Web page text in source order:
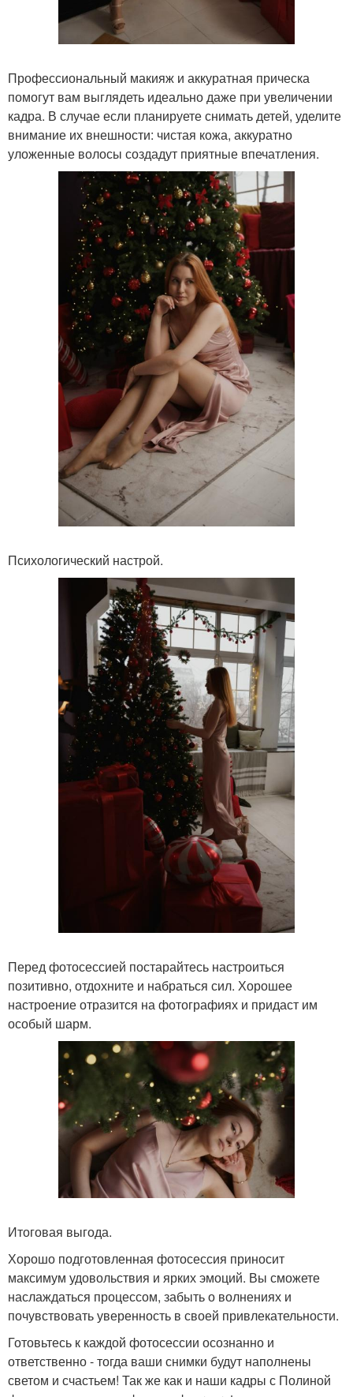
Профессиональный макияж и аккуратная прическа
помогут вам выглядеть идеально даже при увеличении
кадра. В случае если планируете снимать детей, уделите
внимание их внешности: чистая кожа, аккуратно
уложенные волосы создадут приятные впечатления.
Психологический настрой.
Перед фотосессией постарайтесь настроиться
позитивно, отдохните и набраться сил. Хорошее
настроение отразится на фотографиях и придаст им
особый шарм.
Итоговая выгода.
Хорошо подготовленная фотосессия приносит
максимум удовольствия и ярких эмоций. Вы сможете
наслаждаться процессом, забыть о волнениях и
почувствовать уверенность в своей привлекательности.
Готовьтесь к каждой фотосессии осознанно и
ответственно - тогда ваши снимки будут наполнены
светом и счастьем! Так же как и наши кадры с Полиной